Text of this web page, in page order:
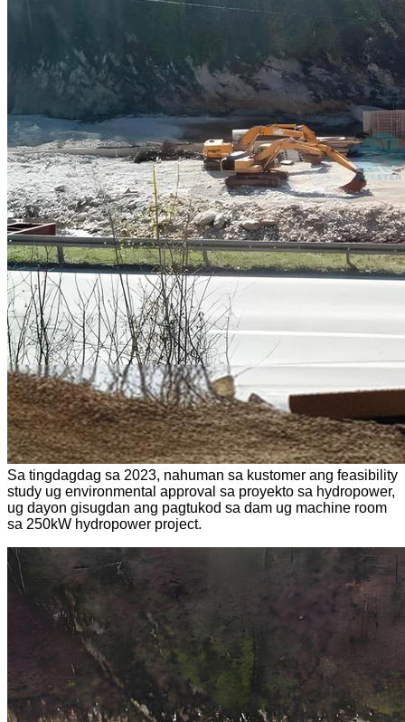
Sa tingdagdag sa 2023, nahuman sa kustomer ang feasibility
study ug environmental approval sa proyekto sa hydropower,
ug dayon gisugdan ang pagtukod sa dam ug machine room
sa 250kW hydropower project.